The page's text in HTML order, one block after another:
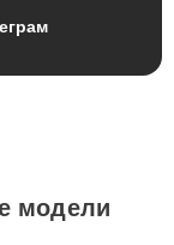
модели